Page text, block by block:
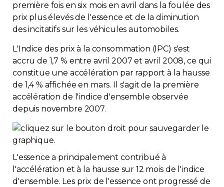
Copropriété
Rabais APQ
App APQ
FAQ
Contact
première fois en six mois en avril dans la foulée des
prix plus élevés de l'essence et de la diminution
des incitatifs sur les véhicules automobiles.
L'Indice des prix à la consommation (IPC) s'est
accru de 1,7 % entre avril 2007 et avril 2008, ce qui
constitue une accélération par rapport à la hausse
de 1,4 % affichée en mars. Il s'agit de la première
accélération de l'indice d'ensemble observée
depuis novembre 2007.
L'essence a principalement contribué à
l'accélération et à la hausse sur 12 mois de l'indice
d'ensemble. Les prix de l'essence ont progressé de